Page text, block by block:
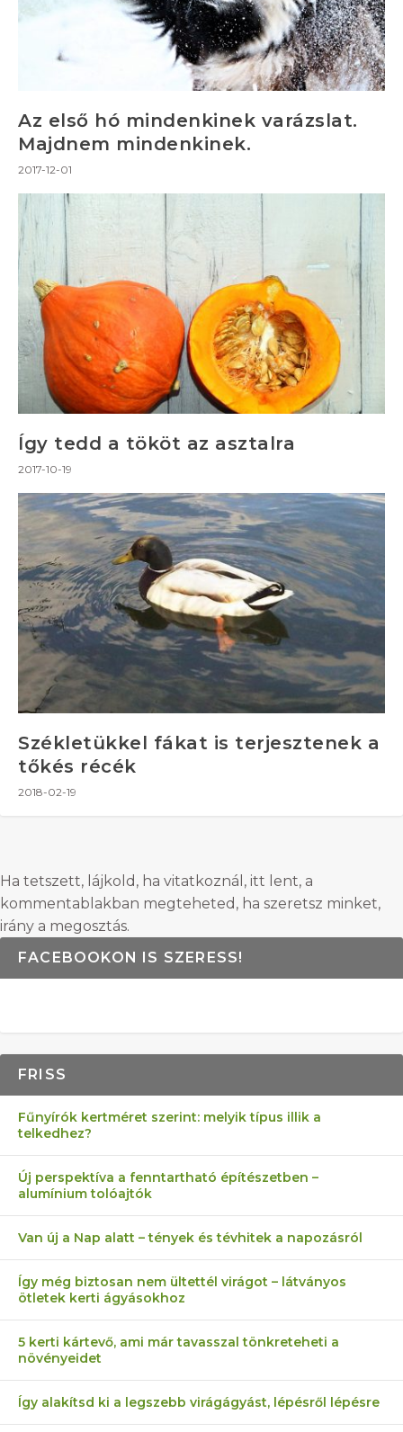
Az első hó mindenkinek varázslat.
Majdnem mindenkinek.
2017-12-01
Így tedd a tököt az asztalra
2017-10-19
Székletükkel fákat is terjesztenek a
tőkés récék
2018-02-19
Ha tetszett, lájkold, ha vitatkoznál, itt lent, a
kommentablakban megteheted, ha szeretsz minket,
irány a megosztás.
FACEBOOKON IS SZERESS!
FRISS
Fűnyírók kertméret szerint: melyik típus illik a
telkedhez?
Új perspektíva a fenntartható építészetben –
alumínium tolóajtók
Van új a Nap alatt – tények és tévhitek a napozásról
Így még biztosan nem ültettél virágot – látványos
ötletek kerti ágyásokhoz
5 kerti kártevő, ami már tavasszal tönkreteheti a
növényeidet
Így alakítsd ki a legszebb virágágyást, lépésről lépésre